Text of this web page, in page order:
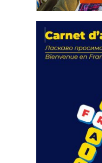
actions
18 septembre 2023
FEUILLETER